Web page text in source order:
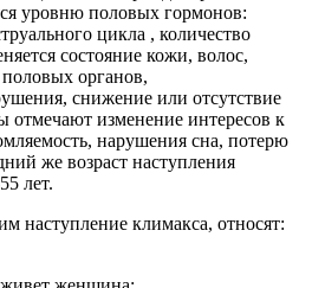
уровню половых гормонов:
цикла , количество
состояние кожи, волос,
органов,
снижение или отсутствие
изменение интересов к
нарушения сна, потерю
же возраст наступления
лет.
наступление климакса, относят: